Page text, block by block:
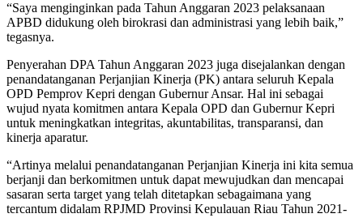
“Saya menginginkan pada Tahun Anggaran 2023 pelaksanaan
APBD didukung oleh birokrasi dan administrasi yang lebih baik,”
tegasnya.
Penyerahan DPA Tahun Anggaran 2023 juga disejalankan dengan
penandatanganan Perjanjian Kinerja (PK) antara seluruh Kepala
OPD Pemprov Kepri dengan Gubernur Ansar. Hal ini sebagai
wujud nyata komitmen antara Kepala OPD dan Gubernur Kepri
untuk meningkatkan integritas, akuntabilitas, transparansi, dan
kinerja aparatur.
“Artinya melalui penandatanganan Perjanjian Kinerja ini kita semua
berjanji dan berkomitmen untuk dapat mewujudkan dan mencapai
sasaran serta target yang telah ditetapkan sebagaimana yang
tercantum didalam RPJMD Provinsi Kepulauan Riau Tahun 2021-